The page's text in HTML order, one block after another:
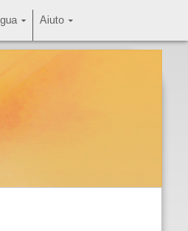
Aiuto